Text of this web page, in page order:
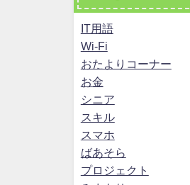
IT用語
Wi-Fi
おたよりコーナー
お金
シニア
スキル
スマホ
ばあそら
プロジェクト